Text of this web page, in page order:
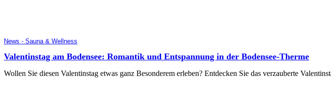
News - Sauna & Wellness
Valentinstag am Bodensee: Romantik und Entspannung in der Bodensee-Therme
Wollen Sie diesen Valentinstag etwas ganz Besonderem erleben? Entdecken Sie das verzauberte